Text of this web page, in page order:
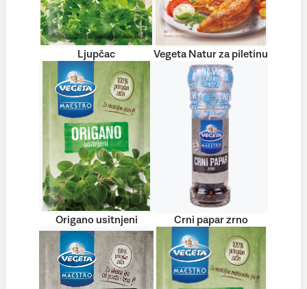
Ljupčac Vegeta Natur za piletinu
Origano usitnjeni Crni papar zrno